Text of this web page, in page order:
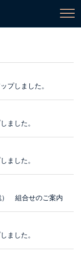
プしました。
ました。
ました。
） 組合せのご案内
ました。